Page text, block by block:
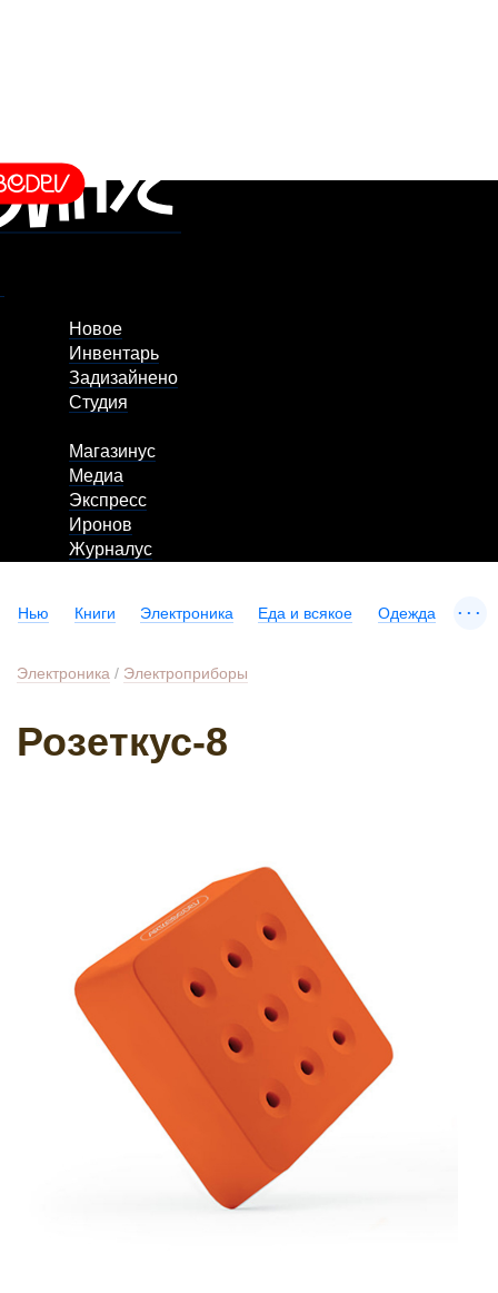
Новое
Инвентарь
Задизайнено
Студия
Магазинус
Медиа
Экспресс
Иронов
Журналус
Нью Книги Электроника Еда и всякое Одежда ...
Электроника / Электроприборы
Розеткус-8